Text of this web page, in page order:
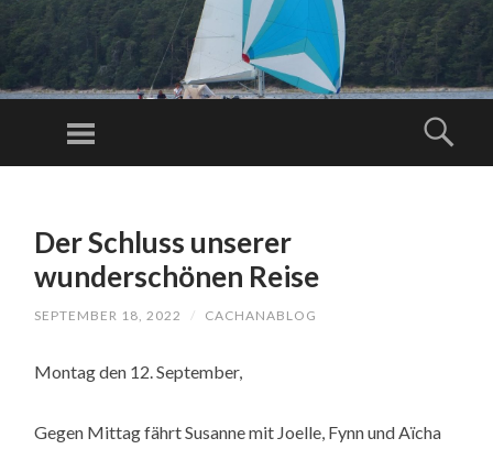
C
A
BL
M
Just another
Menu
CONTENTDer Schluss unserer
wunderschönen Reise
SEPTEMBER 18, 2022 / CACHANABLOG
Montag den 12. September,
Gegen Mittag fährt Susanne mit Joelle, Fynn und Aïcha